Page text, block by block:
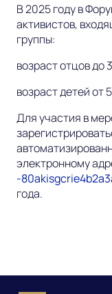
В 2025 году в
активистов,
группы:
возраст отцов до
возраст детей от
Для участия в
электронному
-
года.